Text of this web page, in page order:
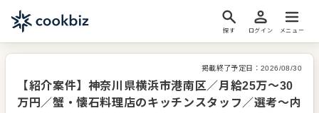
探す ログイン メニュー
掲載終了予定日： 2026/08/30
【紹介案件】神奈川県横浜市港南区／月給25万～30
万円／蟹・懐石料理店のキッチンスタッフ／選考～内